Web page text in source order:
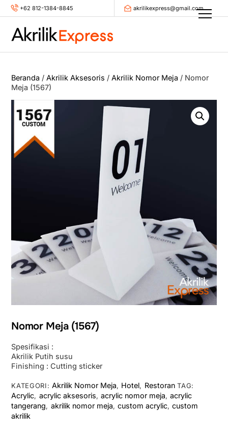
Skip
+62 812-1384-8845 akrilikexpress@gmail.com
Beranda /Akrilik Aksesoris /Akrilik Nomor Meja / Nomor
Meja (1567)
Nomor Meja (1567)
Spesifikasi :
Akrilik Putih susu
Finishing : Cutting sticker
KATEGORI: Akrilik Nomor Meja, Hotel, Restoran TAG:
Acrylic, acrylic aksesoris,acrylic nomor meja,acrylic
tangerang, akrilik nomor meja,custom acrylic,custom
akrilik